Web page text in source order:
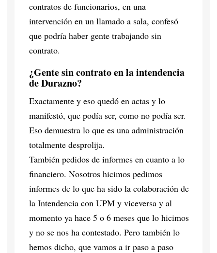
contratos de funcionarios, en una
intervención en un llamado a sala, confesó
que podría haber gente trabajando sin
contrato.
¿Gente sin contrato en la intendencia
de Durazno?
Exactamente y eso quedó en actas y lo
manifestó, que podía ser, como no podía ser.
Eso demuestra lo que es una administración
totalmente desprolija.
También pedidos de informes en cuanto a lo
financiero. Nosotros hicimos pedimos
informes de lo que ha sido la colaboración de
la Intendencia con UPM y viceversa y al
momento ya hace 5 o 6 meses que lo hicimos
y no se nos ha contestado. Pero también lo
hemos dicho, que vamos a ir paso a paso